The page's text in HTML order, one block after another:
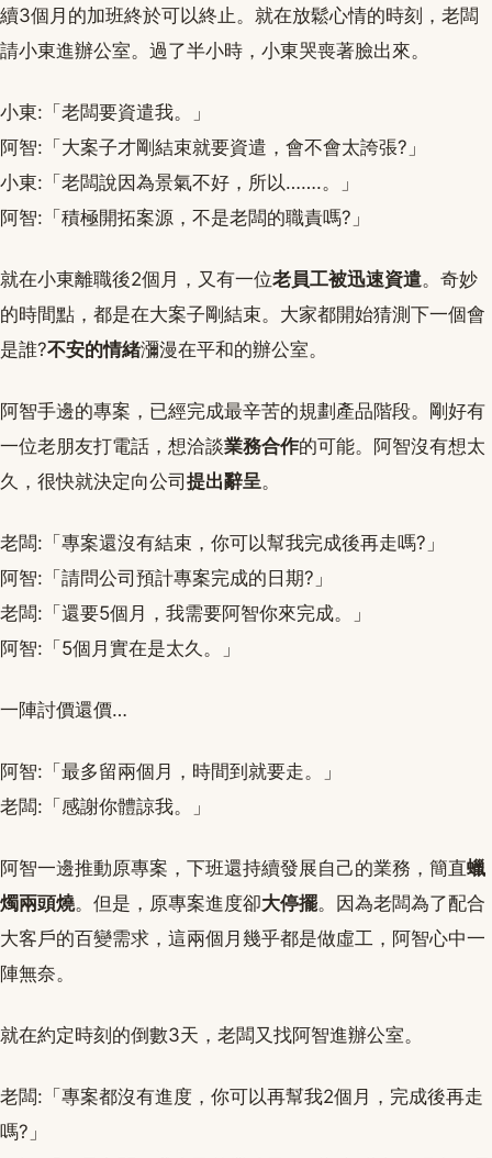
續3個月的加班終於可以終止。就在放鬆心情的時刻，老闆
請小東進辦公室。過了半小時，小東哭喪著臉出來。
小東:「老闆要資遣我。」
阿智:「大案子才剛結束就要資遣，會不會太誇張?」
小東:「老闆說因為景氣不好，所以…….。」
阿智:「積極開拓案源，不是老闆的職責嗎?」
就在小東離職後2個月，又有一位老員工被迅速資遣。奇妙
的時間點，都是在大案子剛結束。大家都開始猜測下一個會
是誰?不安的情緒瀰漫在平和的辦公室。
阿智手邊的專案，已經完成最辛苦的規劃產品階段。剛好有
一位老朋友打電話，想洽談業務合作的可能。阿智沒有想太
久，很快就決定向公司 提出辭呈。
老闆:「專案還沒有結束，你可以幫我完成後再走嗎?」
阿智:「請問公司預計專案完成的日期?」
老闆:「還要5個月，我需要阿智你來完成。」
阿智:「5個月實在是太久。」
一陣討價還價…
阿智:「最多留兩個月，時間到就要走。」
老闆:「感謝你體諒我。」
阿智一邊推動原專案，下班還持續發展自己的業務，簡直蠟
燭兩頭燒。但是，原專案進度卻大停擺。因為老闆為了配合
大客戶的百變需求，這兩個月幾乎都是做虛工，阿智心中一
陣無奈。
就在約定時刻的倒數3天，老闆又找阿智進辦公室。
老闆:「專案都沒有進度，你可以再幫我2個月，完成後再走
嗎?」